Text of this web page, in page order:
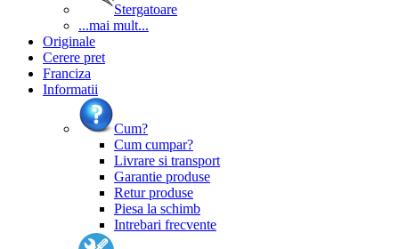
Stergatoare
...mai mult...
Originale
Cerere pret
Franciza
Informatii
Cum?
Cum cumpar?
Livrare si transport
Garantie produse
Retur produse
Piesa la schimb
Intrebari frecvente